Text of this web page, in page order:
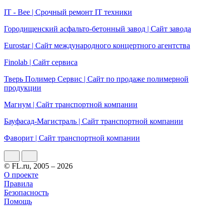
IT - Bee | Срочный ремонт IT техники
Городищенский асфальто-бетонный завод | Сайт завода
Eurostar | Сайт международного концертного агентства
Finolab | Сайт сервиса
Тверь Полимер Сервис | Сайт по продаже полимерной
продукции
Магнум | Сайт транспортной компании
Бауфасад-Магистраль | Сайт транспортной компании
Фаворит | Сайт транспортной компании
© FL.ru, 2005 – 2026
О проекте
Правила
Безопасность
Помощь